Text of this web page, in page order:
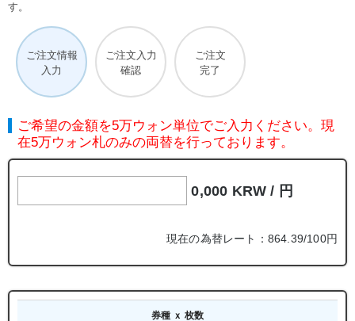
す。
ご注文情報
入力
ご注文入力
確認
ご注文
完了
ご希望の金額を5万ウォン単位でご入力ください。現
在5万ウォン札のみの両替を行っております。
0,000 KRW / 円
現在の為替レート：864.39/100円
券種 ｘ 枚数